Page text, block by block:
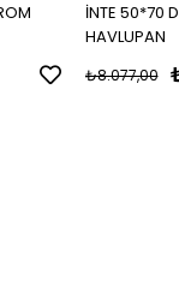
İNTE 50*70
HAVLUPAN
₺8.077,00